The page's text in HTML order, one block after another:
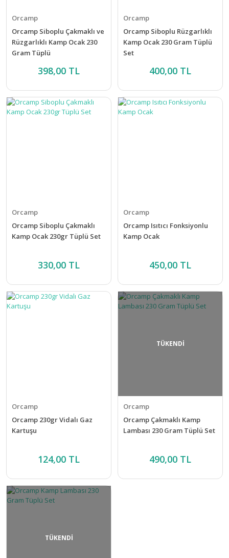
Orcamp
Orcamp Siboplu Çakmaklı ve
Rüzgarlıklı Kamp Ocak 230
Gram Tüplü
398,00 TL
Orcamp
Orcamp Siboplu Rüzgarlıklı
Kamp Ocak 230 Gram Tüplü
Set
400,00 TL
Orcamp
Orcamp Siboplu Çakmaklı
Kamp Ocak 230gr Tüplü Set
330,00 TL
Orcamp
Orcamp Isıtıcı Fonksiyonlu
Kamp Ocak
450,00 TL
Orcamp
Orcamp 230gr Vidalı Gaz
Kartuşu
124,00 TL
TÜKENDİ
Orcamp
Orcamp Çakmaklı Kamp
Lambası 230 Gram Tüplü Set
490,00 TL
TÜKENDİ